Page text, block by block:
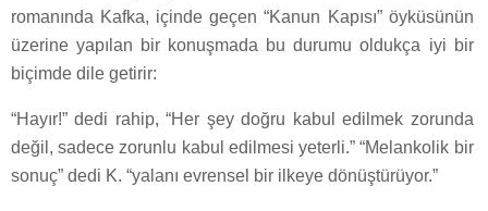
romanında Kafka, içinde geçen “Kanun Kapısı” öyküsünün
üzerine yapılan bir konuşmada bu durumu oldukça iyi bir
biçimde dile getirir:
“Hayır!” dedi rahip, “Her şey doğru kabul edilmek zorunda
değil, sadece zorunlu kabul edilmesi yeterli.” “Melankolik bir
sonuç” dedi K. “yalanı evrensel bir ilkeye dönüştürüyor.”